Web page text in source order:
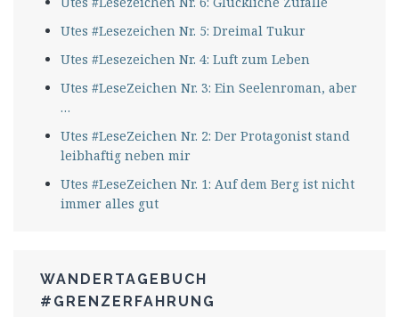
Utes #Lesezeichen Nr. 5: Dreimal Tukur
Utes #Lesezeichen Nr. 4: Luft zum Leben
Utes #LeseZeichen Nr. 3: Ein Seelenroman, aber
…
Utes #LeseZeichen Nr. 2: Der Protagonist stand
leibhaftig neben mir
Utes #LeseZeichen Nr. 1: Auf dem Berg ist nicht
immer alles gut
WANDERTAGEBUCH
#GRENZERFAHRUNG